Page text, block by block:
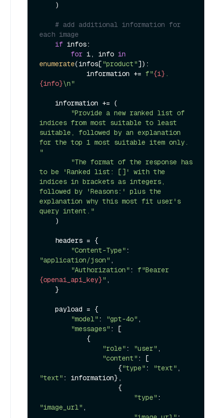
# add additional information for
each image
if infos:
for i, info in
enumerate(infos["product"]):
            information +=
f"{i}
{info}\n"
"Provide a new ranked list of
indices from most suitable to least
suitable, followed by an explanation
for the top 1 most suitable item only.
"
"The format of the response has
to be 'Ranked list: []' with the
indices in brackets as integers,
followed by 'Reasons:' plus the
explanation why this most fit user's
query intent."
"Content-Type"
"application/json" ,
"Authorization" :
{openai_api_key}" ,
"model" : "gpt-4o" ,
"messages" : [
"role" : "user" ,
"content" : [
                    {
"type" : "text"
"text" : information},
"type"
"image_url" ,